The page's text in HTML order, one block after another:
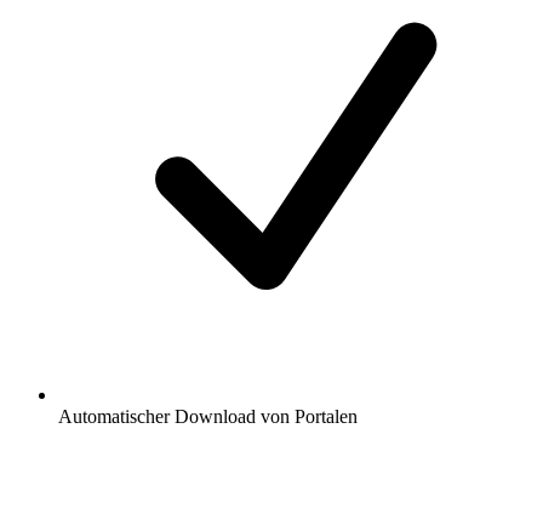
Automatischer Download von Portalen